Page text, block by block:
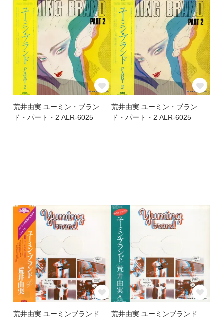
荒井由実 ユーミン・ブラン
ド・パート・2 ALR-6025
荒井由実 ユーミン・ブラン
ド・パート・2 ALR-6025
荒井由実 ユーミンブランド
荒井由実 ユーミンブランド